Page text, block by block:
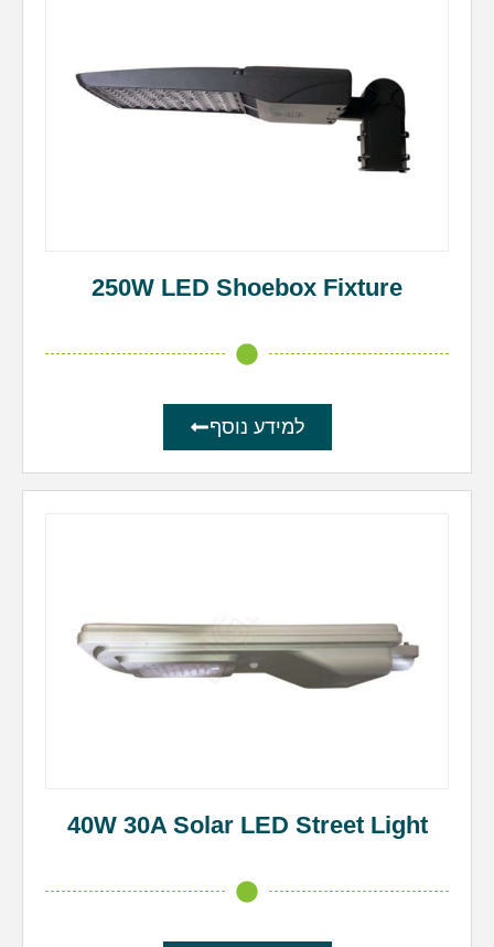
250W LED Shoebox Fixture
למידע נוסף
40W 30A Solar LED Street Light